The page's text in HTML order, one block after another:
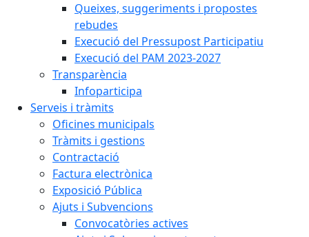
Queixes, suggeriments i propostes
rebudes
Execució del Pressupost Participatiu
Execució del PAM 2023-2027
Transparència
Infoparticipa
Serveis i tràmits
Oficines municipals
Tràmits i gestions
Contractació
Factura electrònica
Exposició Pública
Ajuts i Subvencions
Convocatòries actives